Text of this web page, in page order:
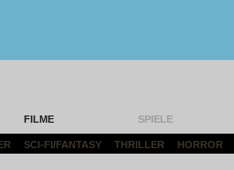
FILME SPIELE
SCI-FI/FANTASY THRILLER HORROR